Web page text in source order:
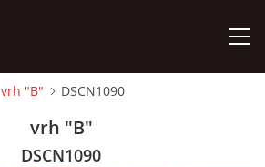
vrh "B" DSCN1090
vrh "B"
DSCN1090